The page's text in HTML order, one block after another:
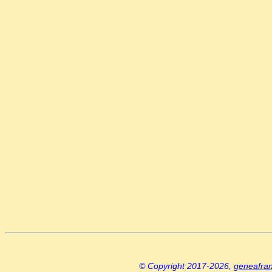
© Copyright 2017-2026,